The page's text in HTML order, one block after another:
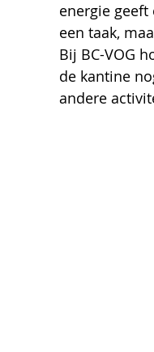
energie
een taak,
Bij BC-VOG
de kantine
andere